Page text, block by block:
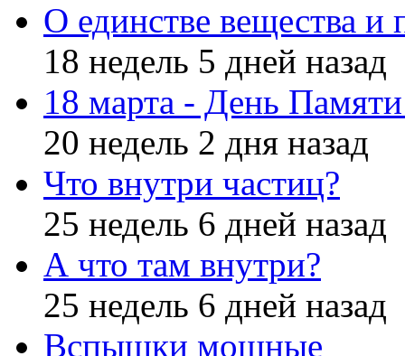
О единстве вещества и
18 недель 5 дней назад
18 марта - День
20 недель 2 дня назад
Что внутри частиц?
25 недель 6 дней назад
А что там внутри?
25 недель 6 дней назад
Вспышки мощные